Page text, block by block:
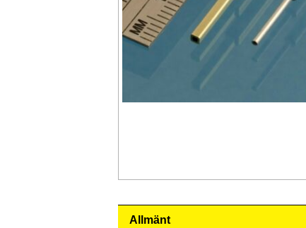
Allmänt